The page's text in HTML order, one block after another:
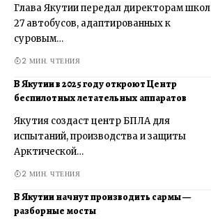
Глава Якутии передал директорам школ
27 автобусов, адаптированных к
суровым…
2 МИН. ЧТЕНИЯ
В Якутии в 2025 году откроют Центр
беспилотных летательных аппаратов
Якутия создаст центр БПЛА для
испытаний, производства и защиты
Арктической…
2 МИН. ЧТЕНИЯ
В Якутии начнут производить сармы —
разборные мосты